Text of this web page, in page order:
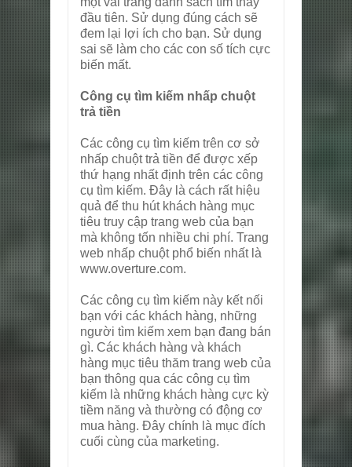
đầu tiên. Sử dụng đúng cách sẽ
đem lại lợi ích cho bạn. Sử dụng
sai sẽ làm cho các con số tích cực
biến mất.
Công cụ tìm kiếm nhấp chuột
trả tiền
Các công cụ tìm kiếm trên cơ sở
nhấp chuột trả tiền để được xếp
thứ hạng nhất định trên các công
cụ tìm kiếm. Đây là cách rất hiệu
quả để thu hút khách hàng mục
tiêu truy cập trang web của bạn
mà không tốn nhiều chi phí. Trang
web nhấp chuột phổ biến nhất là
www.overture.com.
Các công cụ tìm kiếm này kết nối
bạn với các khách hàng, những
người tìm kiếm xem bạn đang bán
gì. Các khách hàng và khách
hàng mục tiêu thăm trang web của
bạn thông qua các công cụ tìm
kiếm là những khách hàng cực kỳ
tiềm năng và thường có động cơ
mua hàng. Đây chính là mục đích
cuối cùng của marketing.